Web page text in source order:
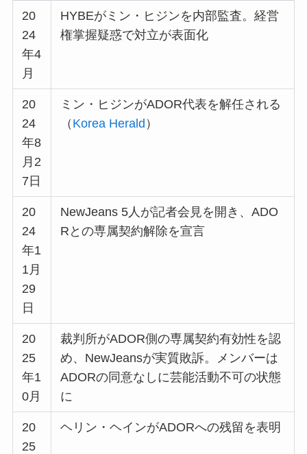
20
24
年4
月
HYBEがミン・ヒジンを内部監査。経営
権掌握疑惑で対立が表面化
20
24
年8
月2
7日
ミン・ヒジンがADOR代表を解任される
（ Korea Herald ）
20
24
年1
1月
29
日
NewJeans 5人が記者会見を開き、ADO
Rとの専属契約解除を宣言
20
25
年1
0月
裁判所がADOR側の専属契約有効性を認
め、NewJeansが実質敗訴。メンバーは
ADORの同意なしに芸能活動不可の状態
に
20
25
ヘリン・ヘインがADORへの残留を表明